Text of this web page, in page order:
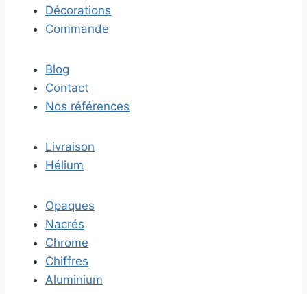
Décorations
Commande
Blog
Contact
Nos références
Livraison
Hélium
Opaques
Nacrés
Chrome
Chiffres
Aluminium